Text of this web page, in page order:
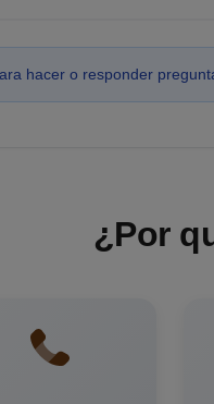
hacer o responder
¿Por